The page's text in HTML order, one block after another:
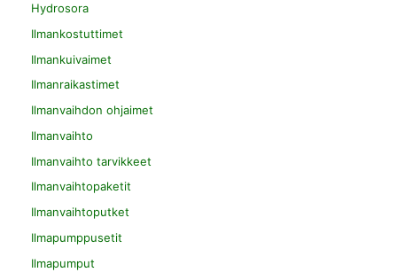
Hydrosora
Ilmankostuttimet
Ilmankuivaimet
Ilmanraikastimet
Ilmanvaihdon ohjaimet
Ilmanvaihto
Ilmanvaihto tarvikkeet
Ilmanvaihtopaketit
Ilmanvaihtoputket
Ilmapumppusetit
Ilmapumput